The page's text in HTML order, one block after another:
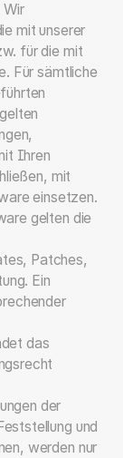
Wir
mit unserer
für die mit
Für sämtliche
Ihren
mit
einsetzen.
gelten die
Patches,
Ein
das
der
und
werden nur